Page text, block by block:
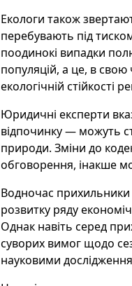
Екологи також
перебувають під
поодинокі випадки
популяцій, а це, в
екологічній стійкості
Юридичні експерти
відпочинку — можуть
природи. Зміни до
обговорення, інакше
Водночас
розвитку ряду
Однак навіть серед
суворих вимог щодо
науковими